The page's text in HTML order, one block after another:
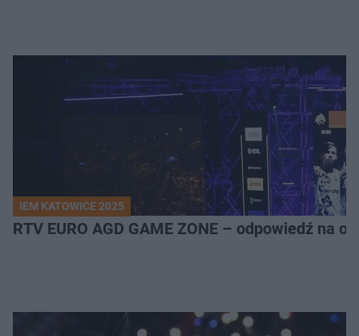
IEM KATOWICE 2025
RTV EURO AGD GAME ZONE – odpowiedź na